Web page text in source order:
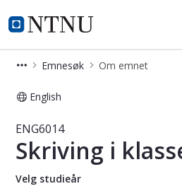
NTNU Hjemmeside
Studier
Emnesøk Om emnet
English
Emne - Skriving i
ENG6014
Skriving i
Velg studieår